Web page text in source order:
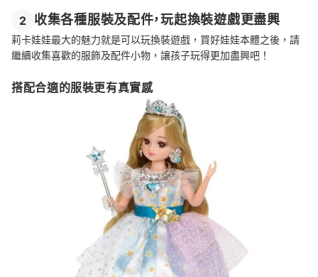
2 收集各種服裝及配件，玩起換裝遊戲更盡興
莉卡娃娃最大的魅力就是可以玩換裝遊戲，買好娃娃本體之後，請
繼續收集喜歡的服飾及配件小物，讓孩子玩得更加盡興吧！
搭配合適的服裝更有真實感